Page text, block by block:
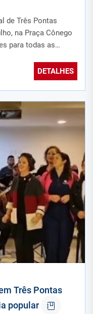
de Três Pontas
na Praça Cônego
para todas as
DETALHES
Três Pontas
popular